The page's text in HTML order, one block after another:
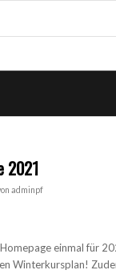
2021
adminpf
einmal für
Winterkursplan!